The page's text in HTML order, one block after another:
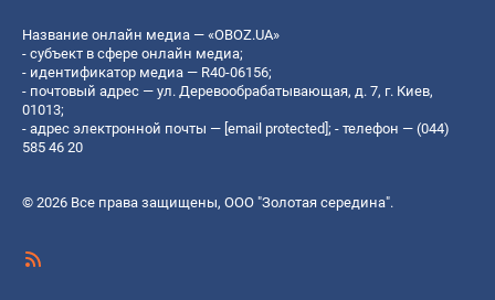
Название онлайн медиа — «OBOZ.UA»
- субъект в сфере онлайн медиа;
- идентификатор медиа — R40-06156;
- почтовый адрес — ул. Деревообрабатывающая, д. 7, г. Киев,
01013;
- адрес электронной почты — [email protected]; - телефон — (044)
585 46 20
© 2026 Все права защищены, ООО "Золотая середина".